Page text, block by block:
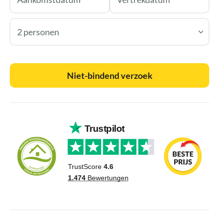
2 personen
Niet-bindend verzoek